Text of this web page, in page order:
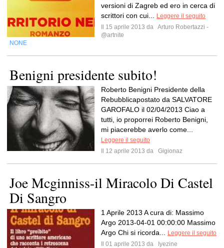
versioni di Zagreb ed ero in cerca di
scrittori con cui...
Leggere il seguito
Il 15 aprile 2013 da Arturo Robertazzi -
@artnite
NONE
Benigni presidente subito!
Roberto Benigni Presidente della
Rebubblicapostato da SALVATORE
GAROFALO il 02/04/2013 Ciao a
tutti, io proporrei Roberto Benigni,
mi piacerebbe averlo come...
Leggere il seguito
Il 12 aprile 2013 da
Gigionaz
Joe Mcginniss-il Miracolo Di Castel
Di Sangro
1 Aprile 2013 A cura di: Massimo
Argo 2013-04-01 00:00:00 Massimo
Argo Chi si ricorda...
Leggere il seguito
Il 01 aprile 2013 da
Iyezine